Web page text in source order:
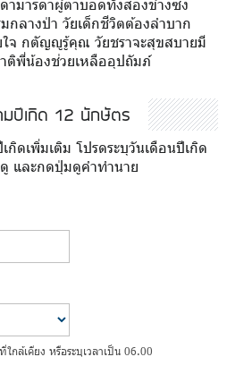
มารดาผู้ตาบอดทั้งสองข้างซึ่ง
กลางป่า วัยเด็กชีวิตต้องลำบาก
จ กตัญญูรู้คุณ วัยชราจะสุขสบายมี
พี่น้องช่วยเหลืออุปถัมภ์
มปีเกิด 12 นักษัตร
ดเพิ่มเติม โปรดระบุวันเดือนปีเกิด
และกดปุ่มดูคำทำนาย
ใกล้เคียง หรือระบุเวลาเป็น 06.00